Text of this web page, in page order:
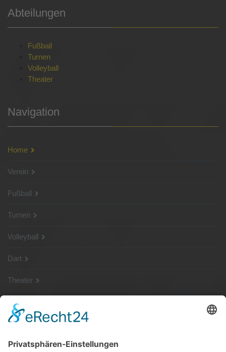
Abteilungen
Fußball
Turnen
Volleyball
Theater
Navigation
Home
Verein
Fußball
Turnen
Volleyball
Dart
Theater
SG Shop
Sponsoren
Kontakt